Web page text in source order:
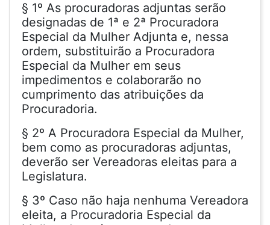
§ 1º As procuradoras adjuntas serão
designadas de 1ª e 2ª Procuradora
Especial da Mulher Adjunta e, nessa
ordem, substituirão a Procuradora
Especial da Mulher em seus
impedimentos e colaborarão no
cumprimento das atribuições da
Procuradoria.
§ 2º A Procuradora Especial da Mulher,
bem como as procuradoras adjuntas,
deverão ser Vereadoras eleitas para a
Legislatura.
§ 3º Caso não haja nenhuma Vereadora
eleita, a Procuradoria Especial da